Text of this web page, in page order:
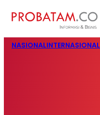
NASIONALINTERNASIONAL